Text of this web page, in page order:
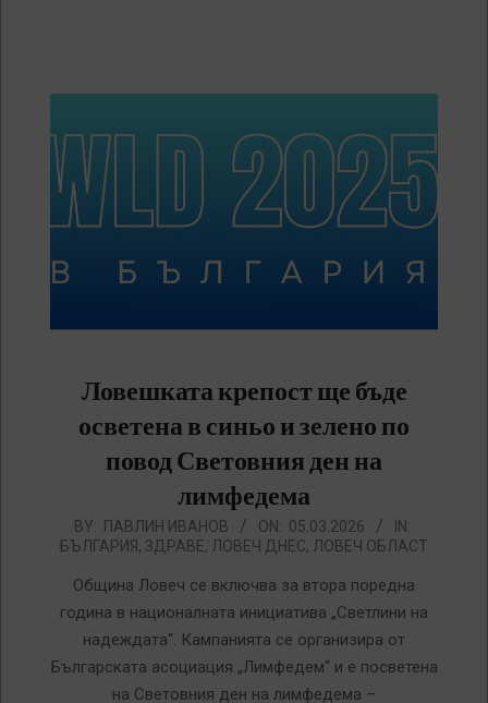
Ловешката крепост ще бъде
осветена в синьо и зелено по
повод Световния ден на
лимфедема
2026-
03-
BY: ПАВЛИН ИВАНОВ ON: 05.03.2026
IN:
БЪЛГАРИЯ, ЗДРАВЕ, ЛОВЕЧ ДНЕС, ЛОВЕЧ ОБЛАСТ
Община Ловеч се включва за втора поредна
година в националната инициатива „Светлини на
надеждата“. Кампанията се организира от
Българската асоциация „Лимфедем“ и е посветена
на Световния ден на лимфедема –